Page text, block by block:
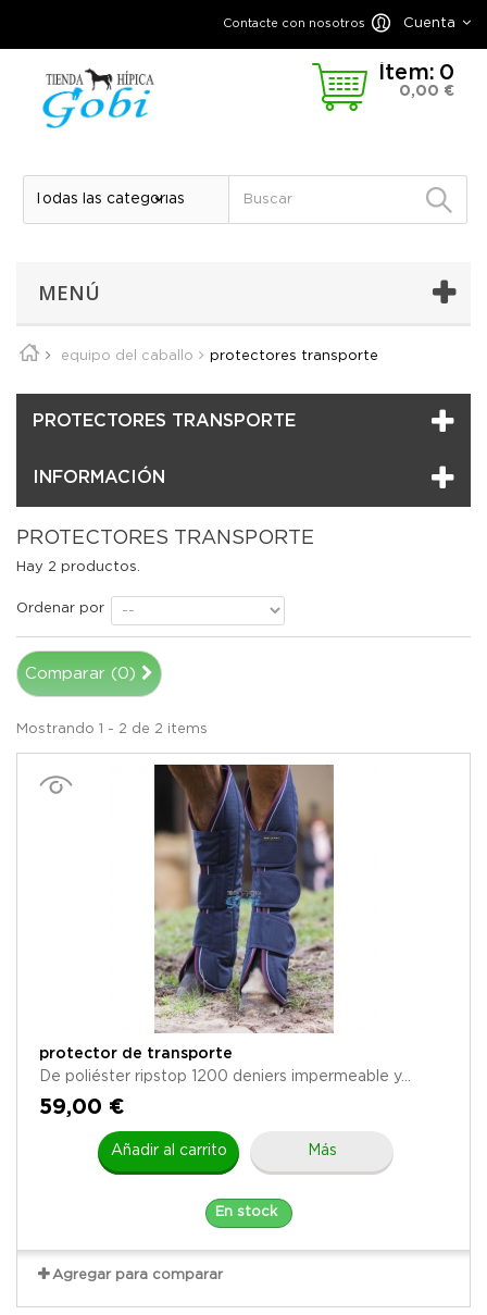
Cuenta
Contacte con nosotros
Ítem: 0
0,00 €
MENÚ
equipo del caballo protectores transporte
PROTECTORES TRANSPORTE
INFORMACIÓN
PROTECTORES TRANSPORTE
Hay 2 productos.
Ordenar por
Comparar (0 )
Mostrando 1 - 2 de 2 items
protector de transporte
De poliéster ripstop 1200 deniers impermeable y...
59,00 €
Añadir al carrito Más
En stock
Agregar para comparar